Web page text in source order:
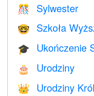
🎊 Sylwester
🤓 Szkoła
🎓 Ukończenie
🎂 Urodziny
👑 Urodziny